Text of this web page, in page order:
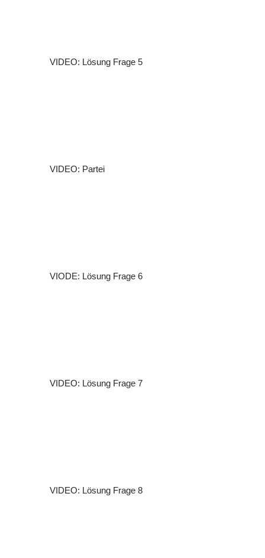
VIDEO: Lösung Frage 5
VIDEO: Partei
VIODE: Lösung Frage 6
VIDEO: Lösung Frage 7
VIDEO: Lösung Frage 8